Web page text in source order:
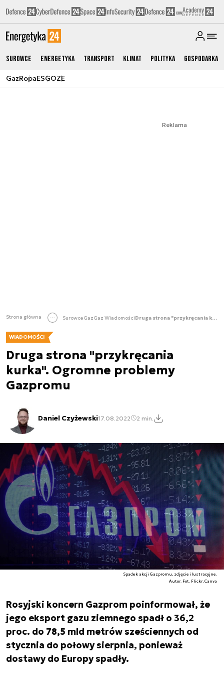
Surowce Energetyka Transport Klimat Polityka Gospodarka
GazRopaESGOZE
Reklama
Strona główna SurowceGazGaz Wiadomości Druga strona "przykręcania kurka". Ogromne problemy Gazpromu
WIADOMOŚCI
Druga strona "przykręcania
kurka". Ogromne problemy
Gazpromu
Daniel Czyżewski17.08.2022 2 min.
Spadek akcji Gazpromu, zdjęcie ilustracyjne.
Autor. Fot. Flickr, Canva
Rosyjski koncern Gazprom poinformował, że
jego eksport gazu ziemnego spadł o 36,2
proc. do 78,5 mld metrów sześciennych od
stycznia do połowy sierpnia, ponieważ
dostawy do Europy spadły.